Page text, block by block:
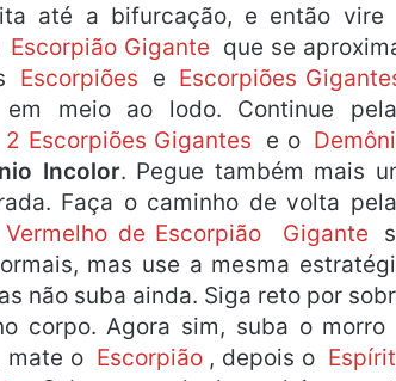
até a bifurcação, e então vire
Escorpião Gigante que se
Escorpiões e Escorpiões
meio ao lodo. Continue
2 Escorpiões Gigantes e o
Incolor. Pegue também mais
Faça o caminho de volta
de Escorpião Gigante
mas use a mesma
não suba ainda. Siga reto por
corpo. Agora sim, suba o morro
mate o Escorpião , depois o